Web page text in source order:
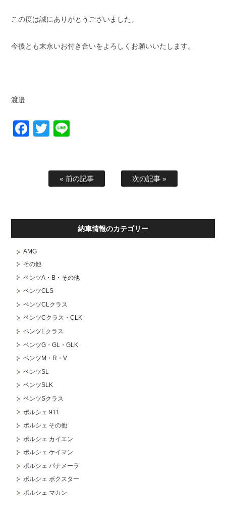
この度は誠にありがとうございました。
今後とも末永いお付き合いをよろしくお願いいたします。
渡邉
Facebook
Twitter
« 前の記事 次の記事 »
納車情報のカテゴリー
AMG
その他
ベンツA・B・その他
ベンツCLS
ベンツCLクラス
ベンツCクラス・CLK
ベンツEクラス
ベンツG・GL・GLK
ベンツM・R・V
ベンツSL
ベンツSLK
ベンツSクラス
ポルシェ 911
ポルシェ その他
ポルシェ カイエン
ポルシェ ケイマン
ポルシェ パナメーラ
ポルシェ ボクスター
ポルシェ マカン